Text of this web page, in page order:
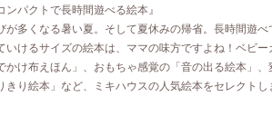
パクトで長時間遊べる絵本』
が多くなる暑い夏。そして夏休みの帰省。長時間遊べ
いけるサイズの絵本は、ママの味方ですよね！ベビ
かけ布えほん」、おもちゃ感覚の「音の出る絵本」
きり絵本」など、ミキハウスの人気絵本をセレクトし